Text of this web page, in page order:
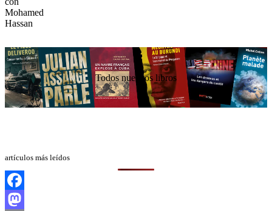
Todos nuestros libros
artículos más leídos
Facebook